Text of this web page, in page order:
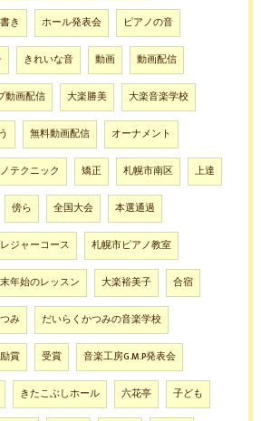
き ホール発表会 ピアノの音
きれいな音 動画 動画配信
動画配信 大楽勝美 大楽音楽学校
無料動画配信 オーナメント
テクニック 矯正 札幌市南区 上達
傍ら 全国大会 本選通過
ジャーコース 札幌市ピアノ教室
年始のレッスン 大楽裕美子 合宿
み だいらくかつみの音楽学校
賞 受賞 音楽工房G.M.P発表会
きたこぶしホール 六花亭 子ども